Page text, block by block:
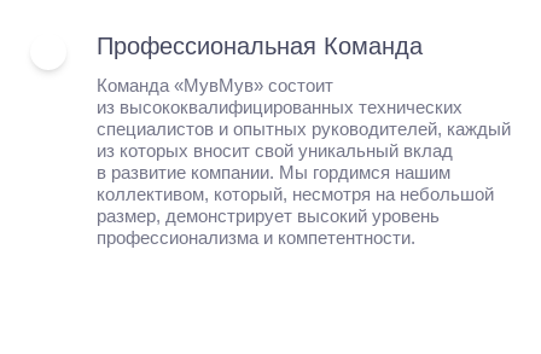
Профессиональная Команда
Команда «МувМув» состоит
из высококвалифицированных технических
специалистов и опытных руководителей, каждый
из которых вносит свой уникальный вклад
в развитие компании. Мы гордимся нашим
коллективом, который, несмотря на небольшой
размер, демонстрирует высокий уровень
профессионализма и компетентности.